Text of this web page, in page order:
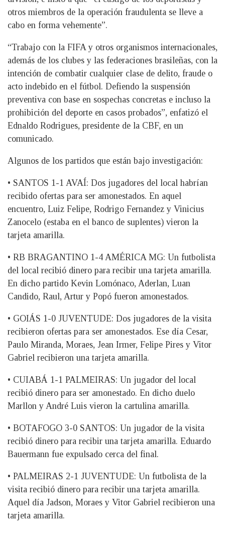
otros miembros de la operación fraudulenta se lleve a
cabo en forma vehemente”.
“Trabajo con la FIFA y otros organismos internacionales,
además de los clubes y las federaciones brasileñas, con la
intención de combatir cualquier clase de delito, fraude o
acto indebido en el fútbol. Defiendo la suspensión
preventiva con base en sospechas concretas e incluso la
prohibición del deporte en casos probados”, enfatizó el
Ednaldo Rodrigues, presidente de la CBF, en un
comunicado.
Algunos de los partidos que están bajo investigación:
• SANTOS 1-1 AVAÍ: Dos jugadores del local habrían
recibido ofertas para ser amonestados. En aquel
encuentro, Luiz Felipe, Rodrigo Fernandez y Vinicius
Zanocelo (estaba en el banco de suplentes) vieron la
tarjeta amarilla.
• RB BRAGANTINO 1-4 AMÉRICA MG: Un futbolista
del local recibió dinero para recibir una tarjeta amarilla.
En dicho partido Kevin Lomónaco, Aderlan, Luan
Candido, Raul, Artur y Popó fueron amonestados.
• GOIÁS 1-0 JUVENTUDE: Dos jugadores de la visita
recibieron ofertas para ser amonestados. Ese día Cesar,
Paulo Miranda, Moraes, Jean Irmer, Felipe Pires y Vitor
Gabriel recibieron una tarjeta amarilla.
• CUIABÁ 1-1 PALMEIRAS: Un jugador del local
recibió dinero para ser amonestado. En dicho duelo
Marllon y André Luis vieron la cartulina amarilla.
• BOTAFOGO 3-0 SANTOS: Un jugador de la visita
recibió dinero para recibir una tarjeta amarilla. Eduardo
Bauermann fue expulsado cerca del final.
• PALMEIRAS 2-1 JUVENTUDE: Un futbolista de la
visita recibió dinero para recibir una tarjeta amarilla.
Aquel día Jadson, Moraes y Vitor Gabriel recibieron una
tarjeta amarilla.